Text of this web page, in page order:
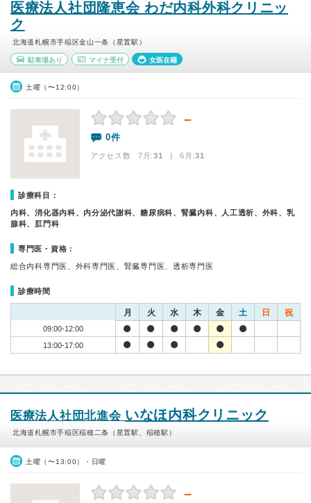
医療法人社団隆恵会 わだ内科外科クリニッ
ク
北海道札幌市手稲区金山一条（星置駅）
駐車場あり マイナ受付 女医在籍
土曜（〜12:00）
－
0件
アクセス数 7月:31 | 6月:31
診療科目：
内科、消化器内科、内分泌代謝科、糖尿病科、腎臓内科、人工透析、外科、乳
腺科、肛門科
専門医・資格：
総合内科専門医、外科専門医、腎臓専門医、透析専門医
診療時間
月 火 水 木 金 土 日 祝
09:00-12:00
13:00-17:00
医療法人社団北進会 いなほ内科クリニック
北海道札幌市手稲区稲穂二条（星置駅、稲穂駅）
土曜（〜13:00）・日曜
－